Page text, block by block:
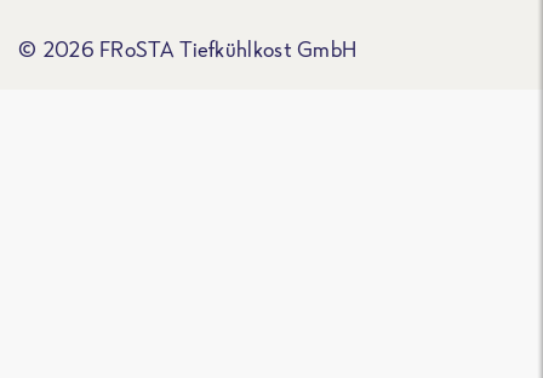
© 2026 FRoSTA Tiefkühlkost GmbH